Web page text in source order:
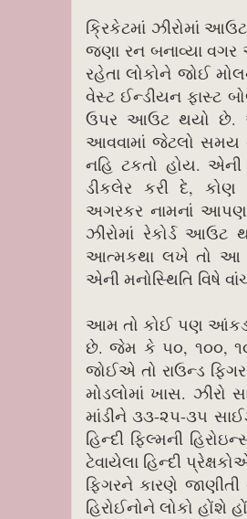
ક્રિકેટમાં ઝીરોમાં
જણા રન બનાવ્યા
રહેતા લોકોને જોઈ
વેસ્ટ ઈન્ડીયન ફાસ્ટ
ઉપર આઉટ થયો છે.
આવવામાં જેટલો સમય
નહિ ટકતો હોય.
ડીકલેર કરી દે, કોણ
અગરકર નામનાં
ઝીરોમાં રેકોર્ડ
આત્મકથા લખે તો આ
એની મનોસ્થિતિ વિષે
આમ તો કોઈ પણ
છે. જેમ કે ૫૦, ૧૦૦,
જોઈએ તો રાઉન્ડ
મોડલોમાં ખાસ.
માંડીને ૩૩-૨૫-૩૫
હિન્દી ફિલ્મની
ટેવાયેલા હિન્દી
ફિગરને કારણે
હિરોઈનોને લોકો હોંશે